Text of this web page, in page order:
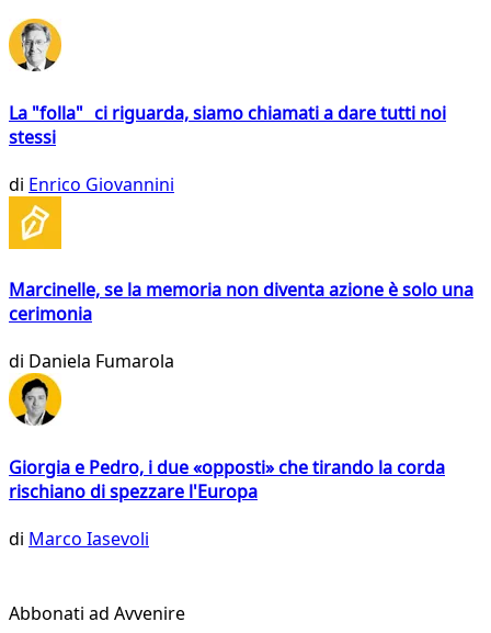
La "folla" ci riguarda, siamo chiamati a dare tutti noi
stessi
di Enrico Giovannini
Marcinelle, se la memoria non diventa azione è solo una
cerimonia
di Daniela Fumarola
Giorgia e Pedro, i due «opposti» che tirando la corda
rischiano di spezzare l'Europa
di Marco Iasevoli
Abbonati ad Avvenire